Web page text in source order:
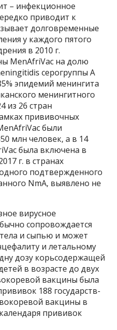
– инфекционное
приводит к
долговременные
у каждого пятого
в 2010 г.
MenAfriVac на долю
серогруппы A
эпидемий менингита
менингитного
из 26 стран
прививочных
были
млн человек, а в 14
была включена в
г. в странах
подтвержденного
NmA, выявлено не
вирусное
сопровождается
и сыпью и может
и летальному
дозу корьсодержащей
в возрасте до двух
вакцины была
188 государств-
вакцины в
прививок